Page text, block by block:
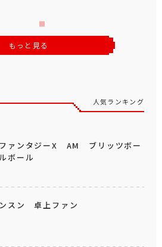
もっと見る
人気ランキング
ァンタジーX AM ブリッツボー
ボール
スン 卓上ファン